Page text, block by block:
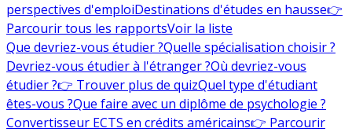
perspectives d'emploiDestinations d'études en hausse👉
Parcourir tous les rapportsVoir la liste
Que devriez-vous étudier ?Quelle spécialisation choisir ?
Devriez-vous étudier à l'étranger ?Où devriez-vous
étudier ?👉 Trouver plus de quizQuel type d'étudiant
êtes-vous ?Que faire avec un diplôme de psychologie ?
Convertisseur ECTS en crédits américains👉 Parcourir